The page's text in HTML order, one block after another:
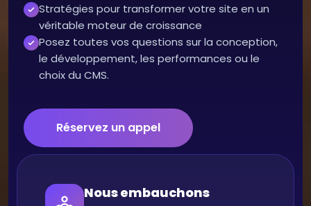
Stratégies pour transformer votre site en un
véritable moteur de croissance
Posez toutes vos questions sur la conception,
le développement, les performances ou le
choix du CMS.
Réservez un appel
Nous embauchons